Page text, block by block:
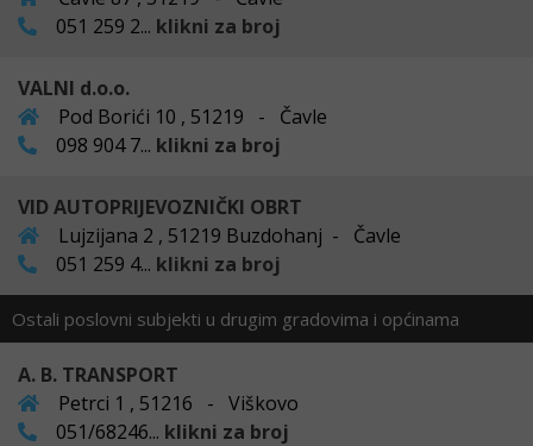
051 259 2... klikni za broj
VALNI d.o.o.
Pod Borići 10 , 51219 - Čavle
098 904 7... klikni za broj
VID AUTOPRIJEVOZNIČKI OBRT
Lujzijana 2 , 51219 Buzdohanj - Čavle
051 259 4... klikni za broj
Ostali poslovni subjekti u drugim gradovima i općinama
A. B. TRANSPORT
Petrci 1 , 51216 - Viškovo
051/68246... klikni za broj